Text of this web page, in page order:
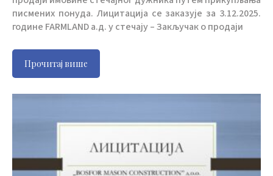
писмених понуда. Лицитација се заказује за 3.12.2025.
године FARMLAND а.д. у стечају – Закључак о продаји
Прочитај више